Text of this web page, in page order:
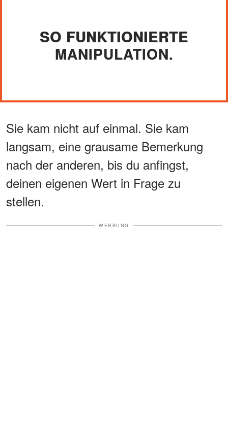
SO FUNKTIONIERTE
MANIPULATION.
Sie kam nicht auf einmal. Sie kam
langsam, eine grausame Bemerkung
nach der anderen, bis du anfingst,
deinen eigenen Wert in Frage zu
stellen.
WERBUNG